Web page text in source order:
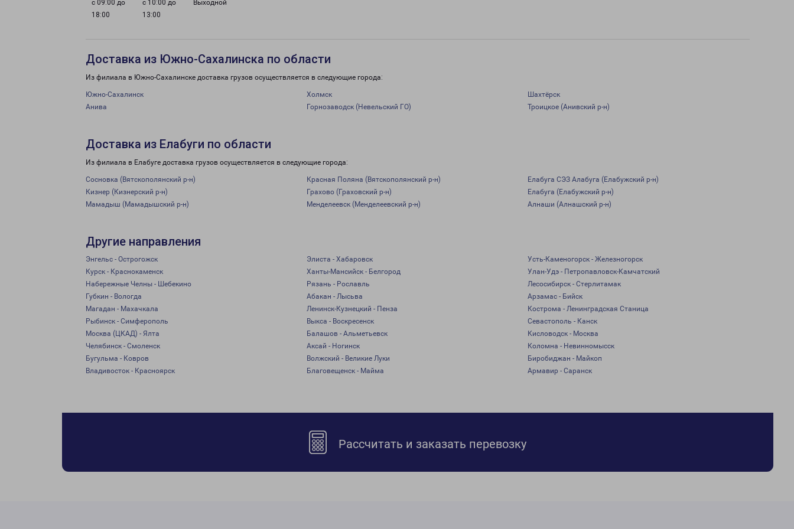
с 09:00 до
18:00
с 10:00 до
13:00
Выходной
Доставка из Южно-Сахалинска по области
Из филиала в Южно-Сахалинске доставка грузов осуществляется в следующие города:
Южно-Сахалинск Холмск
Шахтёрск
Анива
Горнозаводск (Невельский ГО) Троицкое (Анивский р-н)
Доставка из Елабуги по области
Из филиала в Елабуге доставка грузов осуществляется в следующие города:
Сосновка (Вятскополянский р-н) Красная Поляна (Вятскополянский р-н)
Елабуга СЭЗ Алабуга (Елабужский р-н)
Кизнер (Кизнерский р-н)
Грахово (Граховский р-н)
Елабуга (Елабужский р-н)
Мамадыш (Мамадышский р-н)
Менделеевск (Менделеевский р-н) Алнаши (Алнашский р-н)
Другие направления
Энгельс - Острогожск Элиста - Хабаровск
Усть-Каменогорск - Железногорск
Курск - Краснокаменск
Ханты-Мансийск - Белгород
Улан-Удэ - Петропавловск-Камчатский
Набережные Челны - Шебекино
Рязань - Рославль
Лесосибирск - Стерлитамак
Губкин - Вологда
Абакан - Лысьва
Арзамас - Бийск
Магадан - Махачкала
Ленинск-Кузнецкий - Пенза
Кострома - Ленинградская Станица
Рыбинск - Симферополь
Выкса - Воскресенск
Севастополь - Канск
Москва (ЦКАД) - Ялта
Балашов - Альметьевск
Кисловодск - Москва
Челябинск - Смоленск
Аксай - Ногинск
Коломна - Невинномысск
Бугульма - Ковров
Волжский - Великие Луки
Биробиджан - Майкоп
Владивосток - Красноярск
Благовещенск - Майма Армавир - Саранск
Рассчитать и заказать перевозку